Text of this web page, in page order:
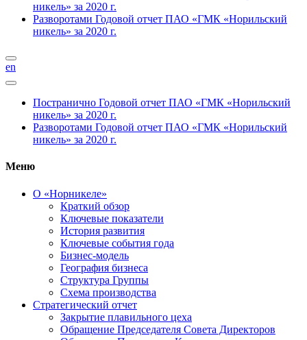
никель» за 2020 г.
Разворотами Годовой отчет ПАО «ГМК «Норильский
никель» за 2020 г.
en
Постранично Годовой отчет ПАО «ГМК «Норильский
никель» за 2020 г.
Разворотами Годовой отчет ПАО «ГМК «Норильский
никель» за 2020 г.
Меню
О «Норникеле»
Краткий обзор
Ключевые показатели
История развития
Ключевые события года
Бизнес-модель
География бизнеса
Структура Группы
Схема производства
Стратегический отчет
Закрытие плавильного цеха
Обращение Председателя Совета Директоров